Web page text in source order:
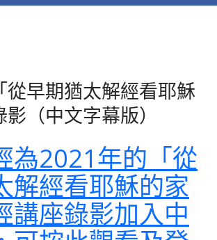
從早期猶太解經看耶穌
（中文字幕版）
為2021年的「從
解經看耶穌的家
講座錄影加入中